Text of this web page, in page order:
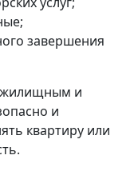
завершения
жилищным и
и
квартиру или